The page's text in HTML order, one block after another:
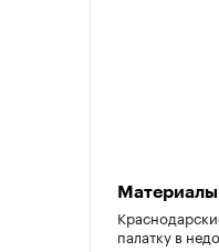
палатку в